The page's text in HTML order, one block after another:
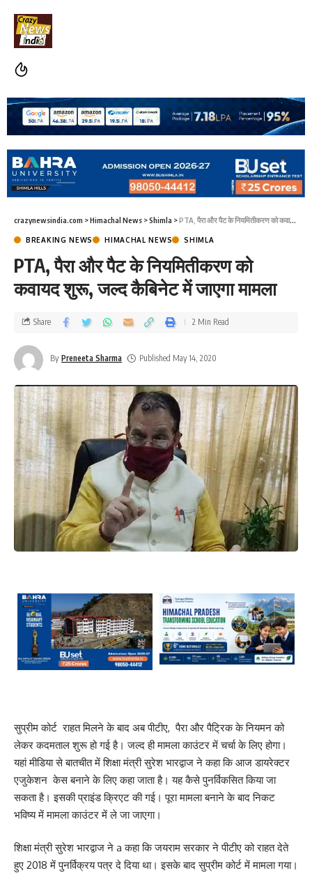
crazynewsindia.com >Himachal News >Shimla >PTA, पैरा और पैट के नियमितीकरण को कवायद शुरू, जल्द कैबिनेट में जाएगा मामला
BREAKING NEWS HIMACHAL NEWS SHIMLA
PTA, पैरा और पैट के नियमितीकरण को
कवायद शुरू, जल्द कैबिनेट में जाएगा मामला
By Preneeta Sharma Published May 14, 2020
Share 2 Min Read
सुप्रीम कोर्ट राहत मिलने के बाद अब पीटीए, पैरा और पैट्रिक के नियमन को
लेकर कदमताल शुरू हो गई है। जल्द ही मामला काउंटर में चर्चा के लिए होगा।
यहां मीडिया से बातचीत में शिक्षा मंत्री सुरेश भारद्वाज ने कहा कि आज डायरेक्टर
एजुकेशन केस बनाने के लिए कहा जाता है। यह कैसे पुनर्विकसित किया जा
सकता है। इसकी प्राइंड क्रिएट की गई। पूरा मामला बनाने के बाद निकट
भविष्य में मामला काउंटर में ले जा जाएगा।
शिक्षा मंत्री सुरेश भारद्वाज ने a कहा कि जयराम सरकार ने पीटीए को राहत देते
हुए 2018 में पुनर्विक्रय पत्र दे दिया था। इसके बाद सुप्रीम कोर्ट में मामला गया।